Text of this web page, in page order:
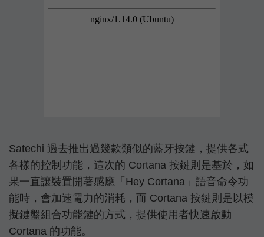
Satechi 過去推出過幾款類似的藍牙按鍵，提供各式
各樣的控制功能，這次的 Cortana 按鍵則是基於，如
果一直讓裝置開著感應「Hey Cortana」語音命令功
能時，會加速電力的消耗，而 Cortana 按鍵則是以模
擬鍵盤組合功能鍵的方式，提供使用者快速啟動
Cortana 的功能。